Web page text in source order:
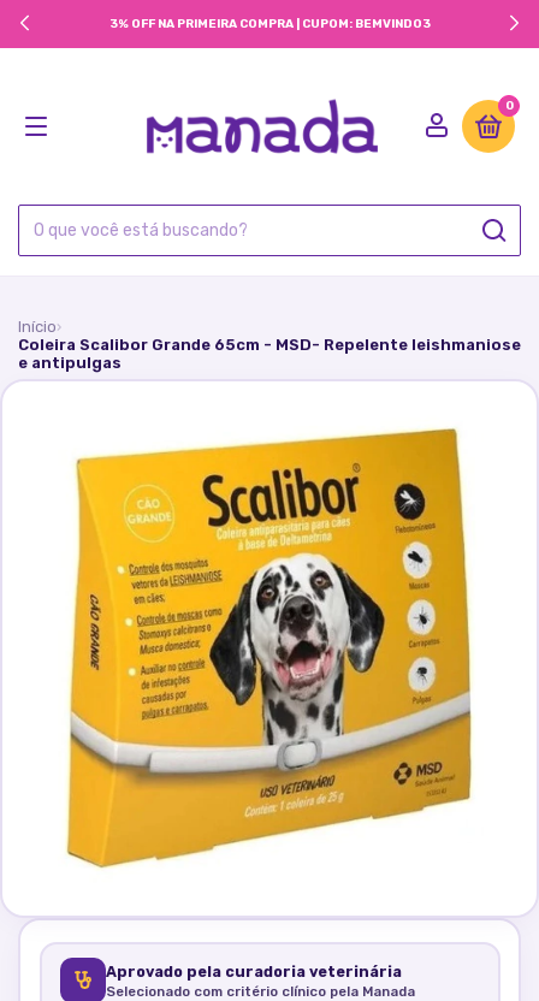
3% OFF NA PRIMEIRA COMPRA | CUPOM: BEMVINDO3
0
Início›
Coleira Scalibor Grande 65cm - MSD- Repelente leishmaniose
e antipulgas
Aprovado pela curadoria veterinária
Selecionado com critério clínico pela Manada